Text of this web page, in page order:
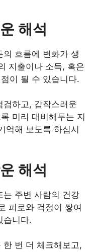
해석
흐름에 변화가 생
지출이나 소득, 혹은
이 될 수 있습니다.
검하고, 갑작스러운
미리 대비해두는 지
억해 보도록 하십시
해석
는 주변 사람의 건강
피로와 걱정이 쌓여
습니다.
한 번 더 체크해보고,